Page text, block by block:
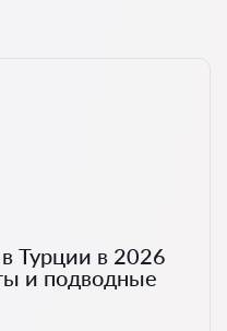
Турции в 2026
и подводные